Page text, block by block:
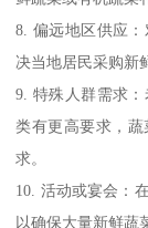
8. 偏远地区供应
决当地居民采购新
9. 特殊人群需求
类有更高要求，
求。
10. 活动或宴会：
以确保大量新鲜蔬